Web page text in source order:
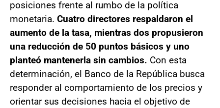
posiciones frente al rumbo de la política
monetaria. Cuatro directores respaldaron el
aumento de la tasa, mientras dos propusieron
una reducción de 50 puntos básicos y uno
planteó mantenerla sin cambios. Con esta
determinación, el Banco de la República busca
responder al comportamiento de los precios y
orientar sus decisiones hacia el objetivo de